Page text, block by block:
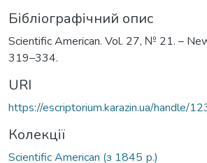
Бібліографічний опис
Scientific American. Vol. 27, № 21. –
319–334.
URI
https://escriptorium.karazin.ua/handle/
Колекції
Scientific American (з 1845 р.)